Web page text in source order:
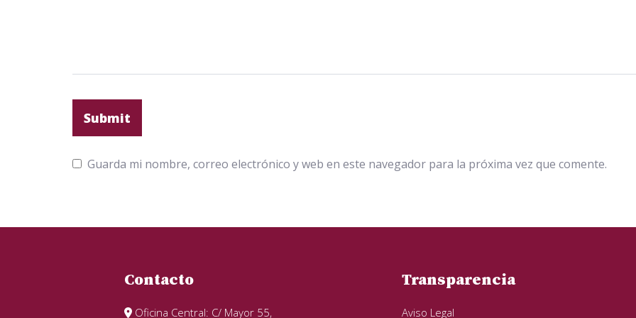
Guarda mi nombre, correo electrónico y web en este navegador para la próxima vez que comente.
Contacto
Oficina Central: C/ Mayor 55,
Transparencia
Aviso Legal